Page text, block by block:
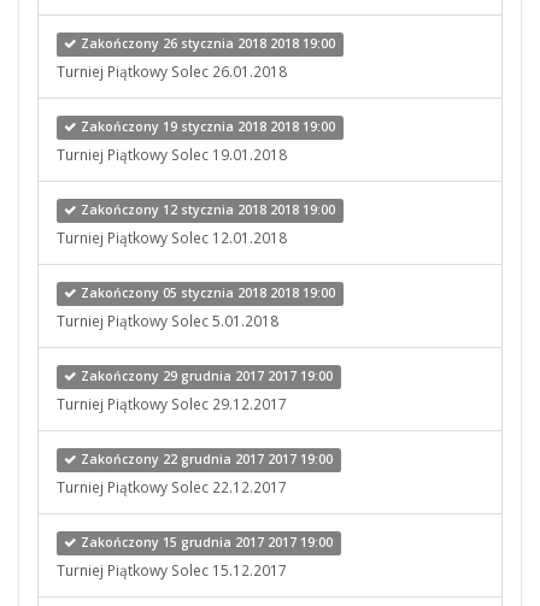
Zakończony 26 stycznia 2018 2018 19:00
Turniej Piątkowy Solec 26.01.2018
Zakończony 19 stycznia 2018 2018 19:00
Turniej Piątkowy Solec 19.01.2018
Zakończony 12 stycznia 2018 2018 19:00
Turniej Piątkowy Solec 12.01.2018
Zakończony 05 stycznia 2018 2018 19:00
Turniej Piątkowy Solec 5.01.2018
Zakończony 29 grudnia 2017 2017 19:00
Turniej Piątkowy Solec 29.12.2017
Zakończony 22 grudnia 2017 2017 19:00
Turniej Piątkowy Solec 22.12.2017
Zakończony 15 grudnia 2017 2017 19:00
Turniej Piątkowy Solec 15.12.2017